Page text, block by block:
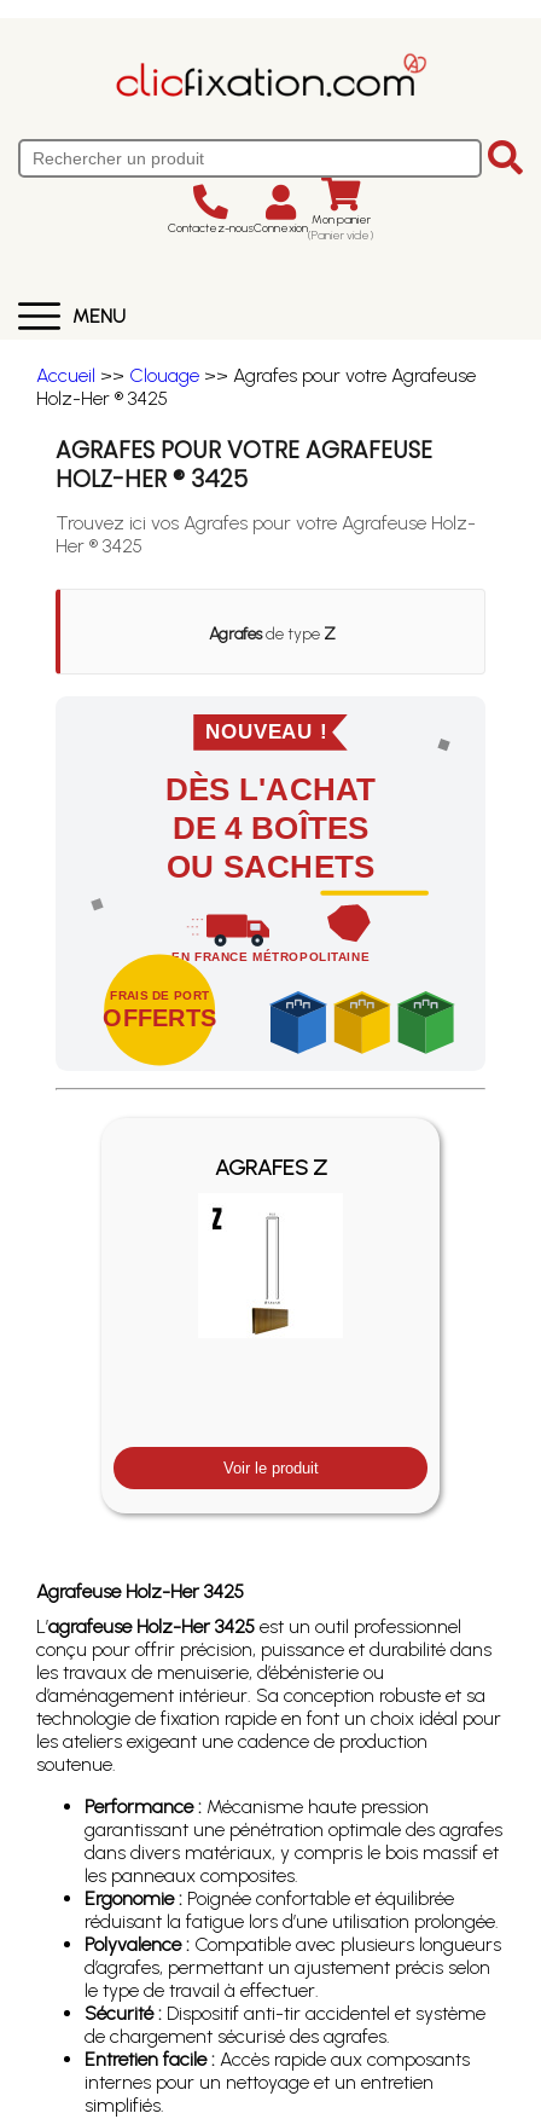
Contactez-nousConnexion Mon panier
(Panier vide)
MENU
Accueil >> Clouage >> Agrafes pour votre Agrafeuse
Holz-Her ® 3425
AGRAFES POUR VOTRE AGRAFEUSE
HOLZ-HER ® 3425
Trouvez ici vos Agrafes pour votre Agrafeuse Holz-
Her ® 3425
Agrafesde type Z
NOUVEAU !
DÈS L'ACHAT
DE 4 BOÎTES
OU SACHETS
EN FRANCE MÉTROPOLITAINE
FRAIS DE PORT
OFFERTS
Profitez des Frais de port offerts en France
AGRAFES Z
Voir le produit
Agrafeuse Holz-Her 3425
L’agrafeuse Holz-Her 3425 est un outil professionnel
conçu pour offrir précision, puissance et durabilité dans
les travaux de menuiserie, d’ébénisterie ou
d’aménagement intérieur. Sa conception robuste et sa
technologie de fixation rapide en font un choix idéal pour
les ateliers exigeant une cadence de production
soutenue.
Performance : Mécanisme haute pression
garantissant une pénétration optimale des agrafes
dans divers matériaux, y compris le bois massif et
les panneaux composites.
Ergonomie : Poignée confortable et équilibrée
réduisant la fatigue lors d’une utilisation prolongée.
Polyvalence : Compatible avec plusieurs longueurs
d’agrafes, permettant un ajustement précis selon
le type de travail à effectuer.
Sécurité : Dispositif anti-tir accidentel et système
de chargement sécurisé des agrafes.
Entretien facile : Accès rapide aux composants
internes pour un nettoyage et un entretien
simplifiés.